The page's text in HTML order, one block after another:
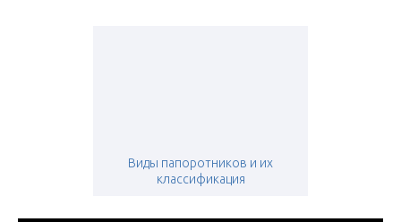
Виды папоротников и их
классификация